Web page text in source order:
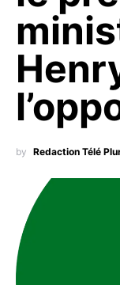
by Redaction Télé